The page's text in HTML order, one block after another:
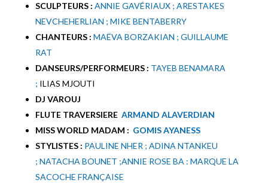
SCULPTEURS : ANNIE GAVÉRIAUX ; ARESTAKES
NEVCHEHERLIAN ; MIKE BENTABERRY
CHANTEURS : MAËVA BORZAKIAN ; GUILLAUME
RAT
DANSEURS/PERFORMEURS : TAYEB BENAMARA
; ILIAS MJOUTI
DJ VAROUJ
FLUTE TRAVERSIERE ARMAND ALAVERDIAN
MISS WORLD MADAM : GOMIS AYANESS
STYLISTES : PAULINE NHER ; ADINA NTANKEU
; NATACHA BOUNET ;ANNIE ROSE BA : MARQUE LA
SACOCHE FRANÇAISE